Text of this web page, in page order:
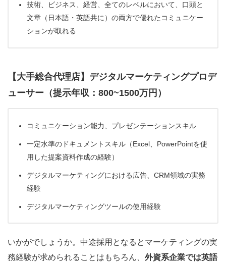
技術、ビジネス、経営、全てのレベルにおいて、口頭と
文章（日本語・英語共に）の両方で優れたコミュニケー
ションが取れる
【大手総合代理店】デジタルマーケティングプロデ
ューサー（提示年収：800~1500万円）
コミュニケーション能力、プレゼンテーションスキル
一定水準のドキュメントスキル（Excel、PowerPointを使
用した提案資料作成の経験）
デジタルマーケティングにおける広告、CRM領域の実務
経験
デジタルマーケティングツールの使用経験
いかがでしょうか。中途採用となるとマーケティングの実
務経験が求められることはもちろん、 外資系企業では英語